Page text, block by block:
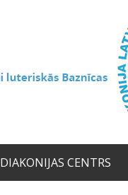
DIAKONIJAS CENTRS